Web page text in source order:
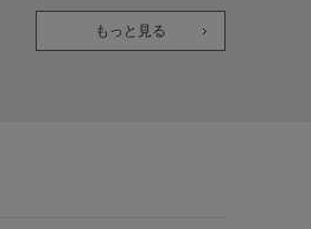
もっと見る